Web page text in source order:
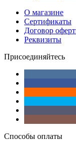
О магазине
Сертификаты
Договор
Реквизиты
Присоединяйтесь
Способы оплаты